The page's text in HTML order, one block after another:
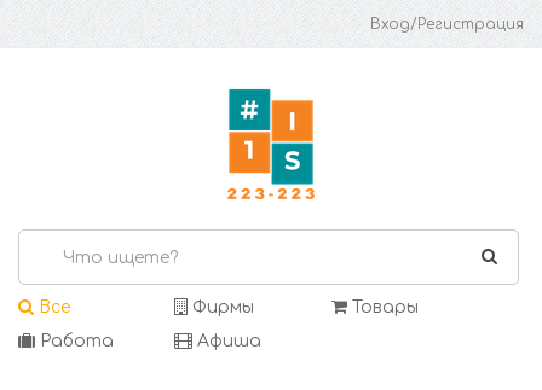
Вход/Регистрация
Все Фирмы
Товары
Работа
Афиша